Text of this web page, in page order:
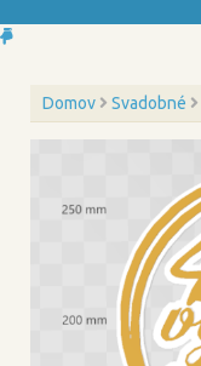
Domov Svadobné